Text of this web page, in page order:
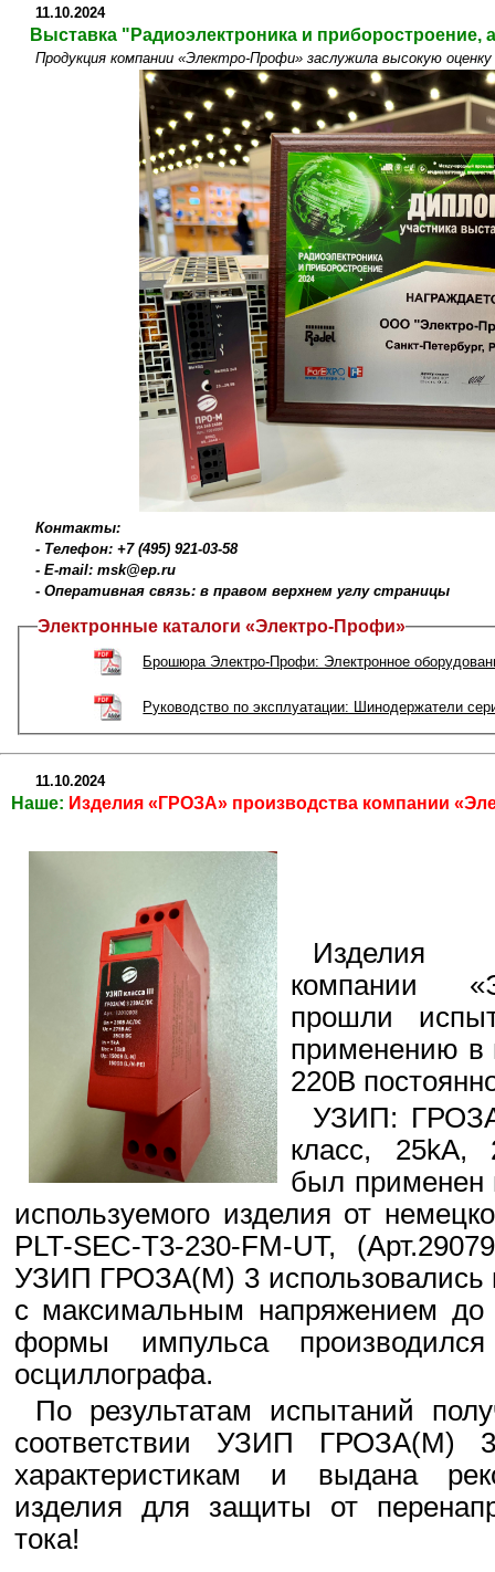
11.10.2024
Выставка "Радиоэлектроника и приборостроение,
Продукция компании «Электро-Профи» заслужила высокую
Контакты:
- Телефон: +7 (495) 921-03-58
- E-mail: msk@ep.ru
- Оперативная связь: в правом верхнем углу страницы
Электронные каталоги «Электро-Профи»
Брошюра Электро-Профи: Электронное
Руководство по эксплуатации: Шинодержатели
11.10.2024
Наше: Изделия «ГРОЗА» производства компании
Изделия
компании
прошли
применению в
220В
УЗИП:
класс, 25kA,
был применен
используемого изделия от
PLT-SEC-T3-230-FM-UT,
УЗИП ГРОЗА(М) 3 использовались
с максимальным напряжением до
формы импульса
осциллографа.
По результатам испытаний
соответствии УЗИП ГРОЗА(М) 3
характеристикам и выдана
изделия для защиты от
тока!